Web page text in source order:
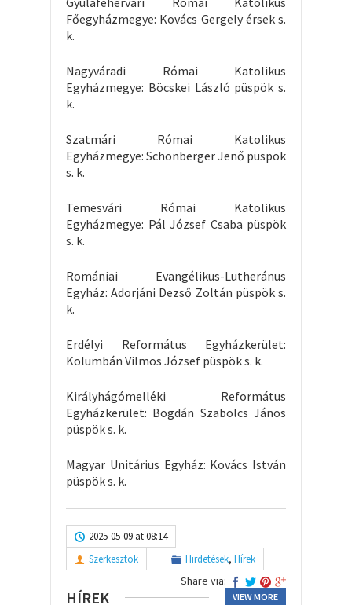
Főegyházmegye: Kovács Gergely érsek s.
k.
Nagyváradi Római Katolikus
Egyházmegye: Böcskei László püspök s.
k.
Szatmári Római Katolikus
Egyházmegye: Schönberger Jenő püspök
s. k.
Temesvári Római Katolikus
Egyházmegye: Pál József Csaba püspök
s. k.
Romániai Evangélikus-Lutheránus
Egyház: Adorjáni Dezső Zoltán püspök s.
k.
Erdélyi Református Egyházkerület:
Kolumbán Vilmos József püspök s. k.
Királyhágómelléki Református
Egyházkerület: Bogdán Szabolcs János
püspök s. k.
Magyar Unitárius Egyház: Kovács István
püspök s. k.
2025-05-09 at 08:14
Szerkesztok
Hirdetések, Hírek
Share via:
HÍREK VIEW MORE